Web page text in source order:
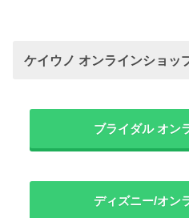
ケイウノ オンラインショッ
ブライダル オン
ディズニー/オン